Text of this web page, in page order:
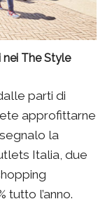
The Style
parti di
approfittarne
la
Italia, due
tutto l’anno.